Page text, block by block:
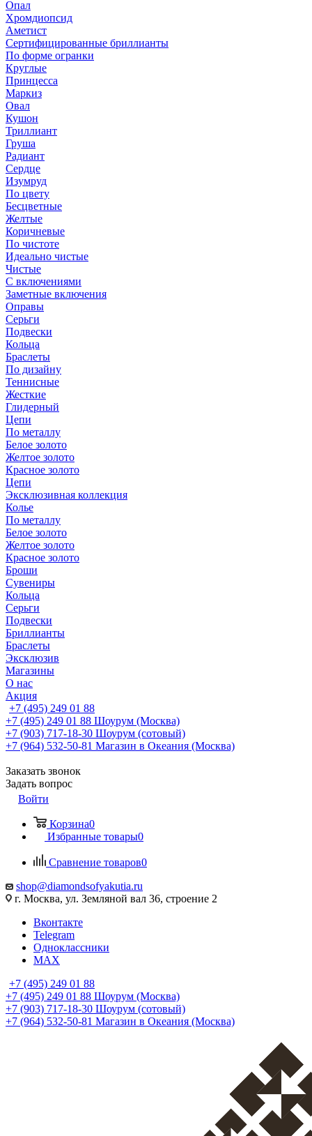
Опал
Хромдиопсид
Аметист
Сертифицированные бриллианты
По форме огранки
Круглые
Принцесса
Маркиз
Овал
Кушон
Триллиант
Груша
Радиант
Сердце
Изумруд
По цвету
Бесцветные
Желтые
Коричневые
По чистоте
Идеально чистые
Чистые
С включениями
Заметные включения
Оправы
Серьги
Подвески
Кольца
Браслеты
По дизайну
Теннисные
Жесткие
Глидерный
Цепи
По металлу
Белое золото
Желтое золото
Красное золото
Цепи
Эксклюзивная коллекция
Колье
По металлу
Белое золото
Желтое золото
Красное золото
Броши
Сувениры
Кольца
Серьги
Подвески
Бриллианты
Браслеты
Эксклюзив
Магазины
О нас
Акция
+7 (495) 249 01 88
+7 (495) 249 01 88 Шоурум (Москва)
+7 (903) 717-18-30 Шоурум (сотовый)
+7 (964) 532-50-81 Магазин в Океания (Москва)
Заказать звонок
Задать вопрос
Войти
Корзина0
Избранные товары0
Сравнение товаров0
shop@diamondsofyakutia.ru
г. Москва, ул. Земляной вал 36, строение 2
Вконтакте
Telegram
Одноклассники
MAX
+7 (495) 249 01 88
+7 (495) 249 01 88 Шоурум (Москва)
+7 (903) 717-18-30 Шоурум (сотовый)
+7 (964) 532-50-81 Магазин в Океания (Москва)